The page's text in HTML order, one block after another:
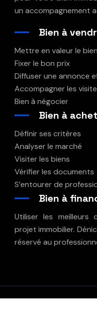
un accompagnement
Bien à
Mettre en valeur le bien
Fixer le bon prix
Diffuser une annonce
Accompagner les
Bien à négocier
Bien à
Définir ses critères
Analyser le marché
Visiter les biens
Vérifier les documents
S’entourer de
Bien à
Utiliser les meilleurs
projet immobilier.
réservé au